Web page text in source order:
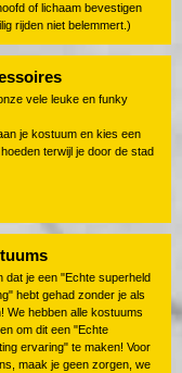
of lichaam bevestigen
rijden niet belemmert.)
vele leuke en funky
je kostuum en kies een
terwijl je door de stad
dat je een "Echte superheld
hebt gehad zonder je als
We hebben alle kostuums
om dit een "Echte
ervaring" te maken! Voor
maak je geen zorgen, we